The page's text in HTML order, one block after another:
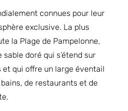
connues pour leur
exclusive. La plus
la Plage de Pampelonne,
sable doré qui s’étend sur
qui offre un large éventail
de restaurants et de